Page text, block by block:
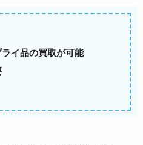
イ品の買取が可能